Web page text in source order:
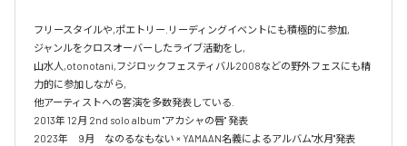
フリースタイルや,ポエトリー.リーディングイベントにも積極的に参加,
ジャンルをクロスオーバーしたライブ活動をし,
山水人,otonotani,フジロックフェスティバル2008などの野外フェスにも精
力的に参加しながら,
他アーティストへの客演を多数発表している.
2013年 12月 2nd solo album "アカシャの唇" 発表
2023年　9月　なのるなもない × YAMAAN名義によるアルバム"水月"発表